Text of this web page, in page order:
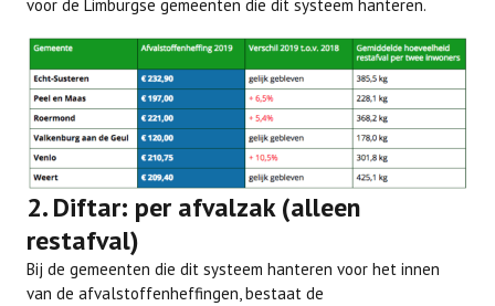
voor de Limburgse gemeenten die dit systeem hanteren.
2. Diftar: per afvalzak (alleen
restafval)
Bij de gemeenten die dit systeem hanteren voor het innen
van de afvalstoffenheffingen, bestaat de